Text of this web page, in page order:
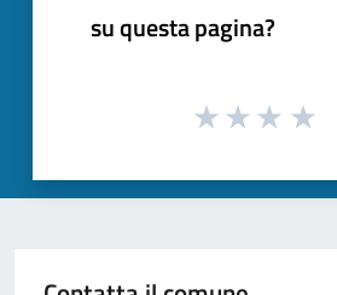
su questa pagina?